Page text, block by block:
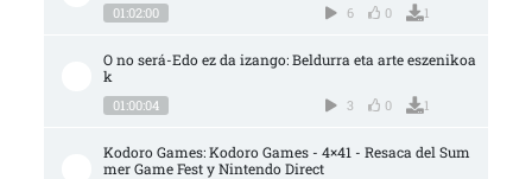
01:02:00 6 0 1
O no será-Edo ez da izango: Beldurra eta arte eszenikoa
k
01:00:04 3 0 1
Kodoro Games: Kodoro Games - 4×41 - Resaca del Sum
mer Game Fest y Nintendo Direct